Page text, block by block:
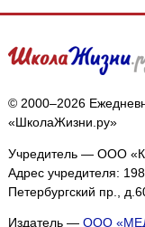
© 2000–2026
«ШколаЖизни.ру»
Учредитель — ООО
Адрес учредителя:
Петербургский пр.,
Издатель — ООО